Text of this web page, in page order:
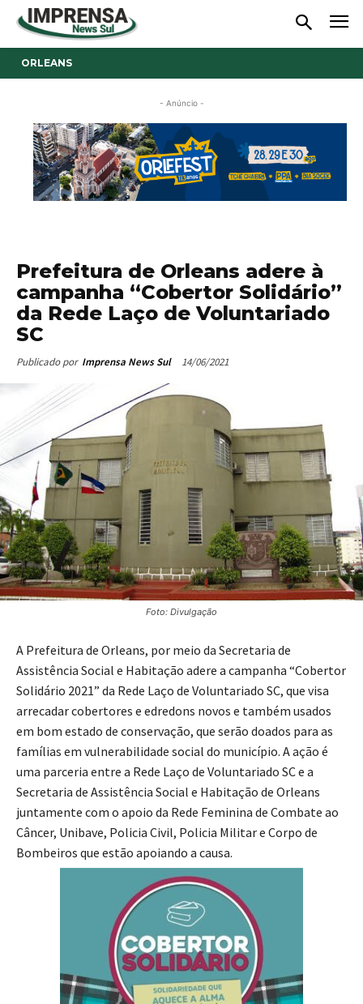
ORLEANS
- Anúncio -
Prefeitura de Orleans adere à
campanha “Cobertor Solidário”
da Rede Laço de Voluntariado
SC
Publicado por Imprensa News Sul 14/06/2021
Foto: Divulgação
A Prefeitura de Orleans, por meio da Secretaria de
Assistência Social e Habitação adere a campanha “Cobertor
Solidário 2021” da Rede Laço de Voluntariado SC, que visa
arrecadar cobertores e edredons novos e também usados
em bom estado de conservação, que serão doados para as
famílias em vulnerabilidade social do município. A ação é
uma parceria entre a Rede Laço de Voluntariado SC e a
Secretaria de Assistência Social e Habitação de Orleans
juntamente com o apoio da Rede Feminina de Combate ao
Câncer, Unibave, Policia Civil, Policia Militar e Corpo de
Bombeiros que estão apoiando a causa.